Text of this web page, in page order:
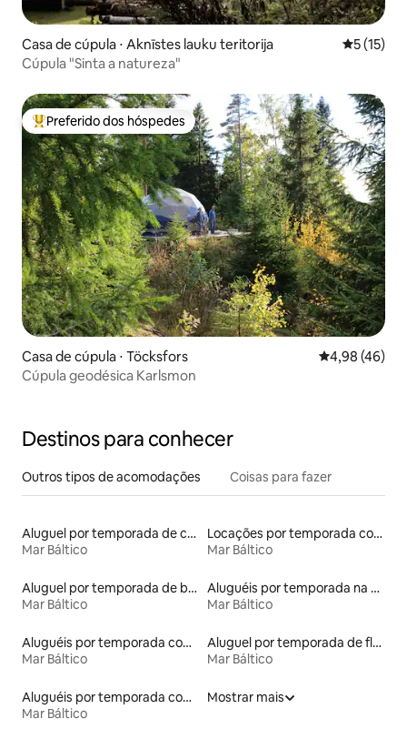
Casa de cúpula ⋅ Aknīstes lauku teritorija 5 de uma
5 (15)
Cúpula "Sinta a natureza"
Entre os melhores preferidos dos hóspedes
Preferido dos hóspedes
Casa de cúpula ⋅ Töcksfors 4,98 de uma
4,98 (46)
Cúpula geodésica Karlsmon
Destinos para conhecer
Outros tipos de acomodações Coisas para fazer
Aluguel por temporada de casas de hóspedes
Mar Báltico
Locações por temporada com piscina
Mar Báltico
Aluguel por temporada de barcos
Mar Báltico
Aluguéis por temporada na orla
Mar Báltico
Aluguéis por temporada com sauna
Mar Báltico
Aluguel por temporada de flats
Mar Báltico
Aluguéis por temporada com café da manhã
Mar Báltico
Mostrar mais